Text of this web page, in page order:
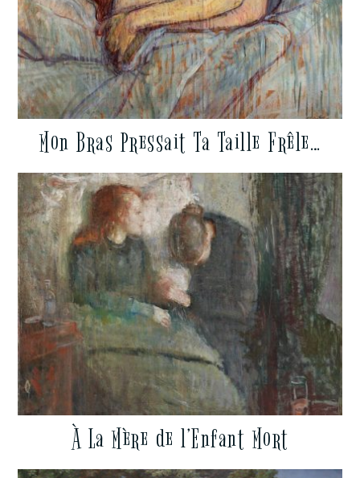
Mon Bras Pressait Ta Taille Frêle…
À La Mère de l’Enfant Mort